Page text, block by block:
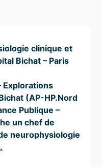
clinique et
Bichat – Paris
Explorations
(AP-HP.Nord
Publique –
un chef de
neurophysiologie